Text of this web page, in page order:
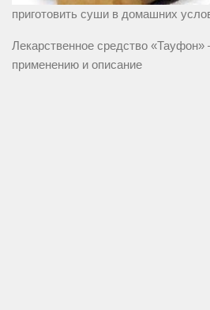
приготовить суши в домашних
Лекарственное средство
применению и описание